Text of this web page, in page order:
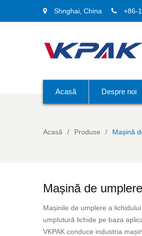
Shnghai, China +86-
Acasă Despre noi
Acasă Produse Mașină
Mașină de
Mașinile de umplere a
umplutură lichide pe baza
VKPAK conduce industria